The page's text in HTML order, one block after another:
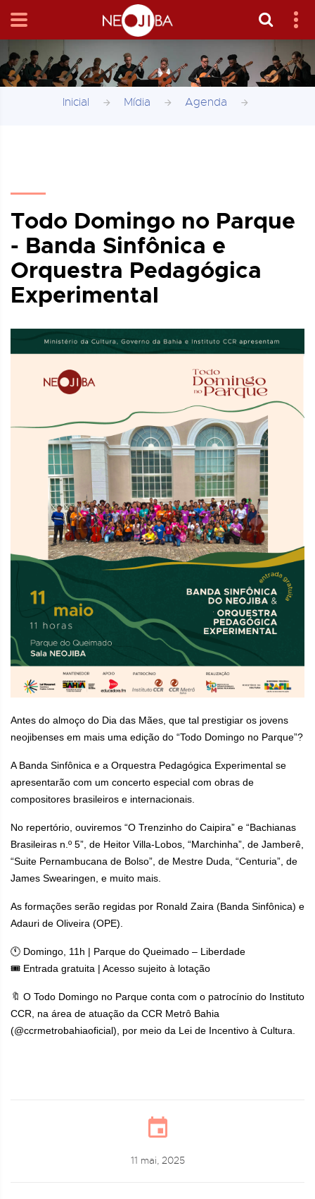
Inicial Mídia Agenda
Todo Domingo no Parque
- Banda Sinfônica e
Orquestra Pedagógica
Experimental
Antes do almoço do Dia das Mães, que tal prestigiar os jovens
neojibenses em mais uma edição do “Todo Domingo no Parque”?
A Banda Sinfônica e a Orquestra Pedagógica Experimental se
apresentarão com um concerto especial com obras de
compositores brasileiros e internacionais.
No repertório, ouviremos “O Trenzinho do Caipira” e “Bachianas
Brasileiras n.º 5”, de Heitor Villa-Lobos, “Marchinha”, de Jamberê,
“Suite Pernambucana de Bolso”, de Mestre Duda, “Centuria”, de
James Swearingen, e muito mais.
As formações serão regidas por Ronald Zaira (Banda Sinfônica) e
Adauri de Oliveira (OPE).
🕚 Domingo, 11h | Parque do Queimado – Liberdade
🎟 Entrada gratuita | Acesso sujeito à lotação
🔖 O Todo Domingo no Parque conta com o patrocínio do Instituto
CCR, na área de atuação da CCR Metrô Bahia
(@ccrmetrobahiaoficial), por meio da Lei de Incentivo à Cultura.
11 mai, 2025